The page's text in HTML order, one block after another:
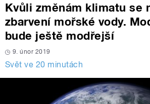
Kvůli změnám klimatu se
zbarvení mořské vody.
bude ještě modřejší
9. únor 2019
Svět ve 20 minutách